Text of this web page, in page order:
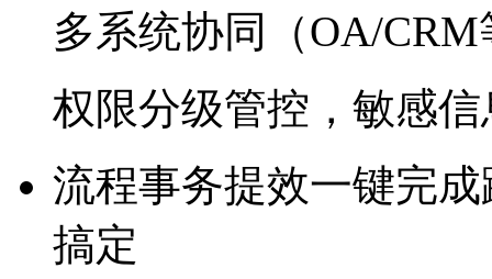
多系统协同（OA/CRM
权限分级管控，敏感
流程事务提效一键完成
搞定